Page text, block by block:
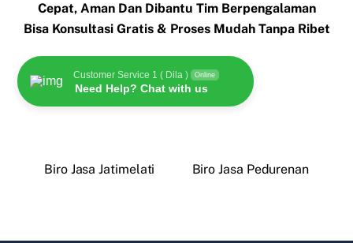
Cepat, Aman Dan Dibantu Tim Berpengalaman
Bisa Konsultasi Gratis & Proses Mudah Tanpa Ribet
Customer Service 1 ( Dila ) Online
Need Help? Chat with us
Biro Jasa Jatimelati Biro Jasa Pedurenan